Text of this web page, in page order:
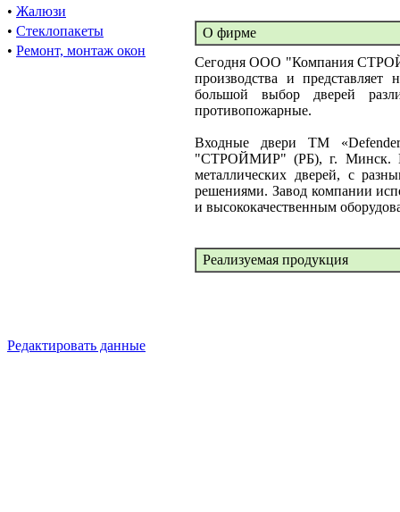
• Жалюзи
• Стеклопакеты
• Ремонт, монтаж окон
О фирме
Сегодня ООО "Компания
производства и
большой выбор дверей
противопожарные.
Входные двери ТМ
"СТРОЙМИР" (РБ), г. Минск.
металлических дверей, с
решениями. Завод компании
и высококачественным
Реализуемая продукция
Редактировать данные